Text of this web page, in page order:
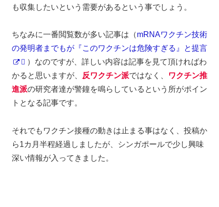
も収集したいという需要があるという事でしょう。
ちなみに一番閲覧数が多い記事は（mRNAワクチン技術
の発明者までもが『このワクチンは危険すぎる』と提言
）なのですが、詳しい内容は記事を見て頂ければわ
かると思いますが、 反ワクチン派ではなく、
ワクチン推
進派の研究者達が警鐘を鳴らしているという所がポイン
トとなる記事です。
それでもワクチン接種の動きは止まる事はなく、投稿か
ら1カ月半程経過しましたが、シンガポールで少し興味
深い情報が入ってきました。